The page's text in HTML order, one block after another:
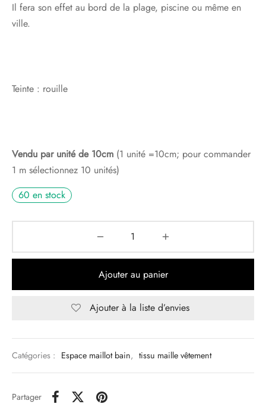
Il fera son effet au bord de la plage, piscine ou même en
ville.
Teinte : rouille
Vendu par unité de 10cm (1 unité =10cm; pour commander
1 m sélectionnez 10 unités)
60 en stock
Ajouter au panier
Ajouter à la liste d’envies
Catégories : Espace maillot bain, tissu maille vêtement
Partager